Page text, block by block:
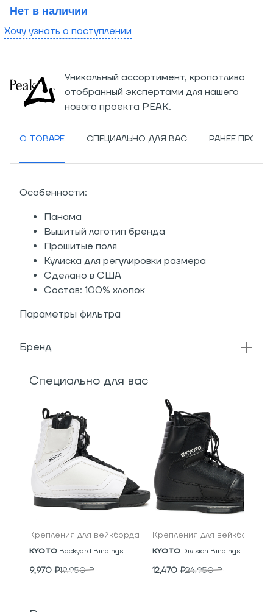
Нет в наличии
Хочу узнать о поступлении
Уникальный ассортимент, кропотливо
отобранный экспертами для нашего
нового проекта PEAK.
О ТОВАРЕ СПЕЦИАЛЬНО ДЛЯ ВАС РАНЕЕ
Особенности:
Панама
Вышитый логотип бренда
Прошитые поля
Кулиска для регулировки размера
Сделано в США
Состав: 100% хлопок
Параметры фильтра
Бренд
Специально для вас
Крепления для вейкборда
KYOTO Backyard Bindings
9,970 ₽19,950₽
Крепления для вейкборда
KYOTO Division Bindings
12,470 ₽24,950₽